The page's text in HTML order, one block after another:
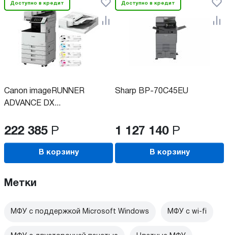
Доступно в кредит
Canon imageRUNNER
ADVANCE DX...
222 385 Р
В корзину
Доступно в кредит
Sharp BP-70C45EU
1 127 140 Р
В корзину
Метки
МФУ с поддержкой Microsoft Windows МФУ c wi-fi